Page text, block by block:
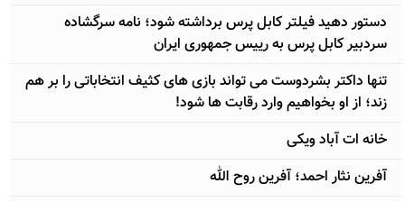
دستور دهید فیلتر کابل پرس برداشته شود؛ نامه سرگشاده
سردبیر کابل پرس به رییس جمهوری ایران
تنها داکتر بشردوست می تواند بازی های کثیف انتخاباتی را بر هم
زند؛ از او بخواهیم وارد رقابت ها شود!
خانه ات آباد ویکی
آفرین نثار احمد؛ آفرین روح الله